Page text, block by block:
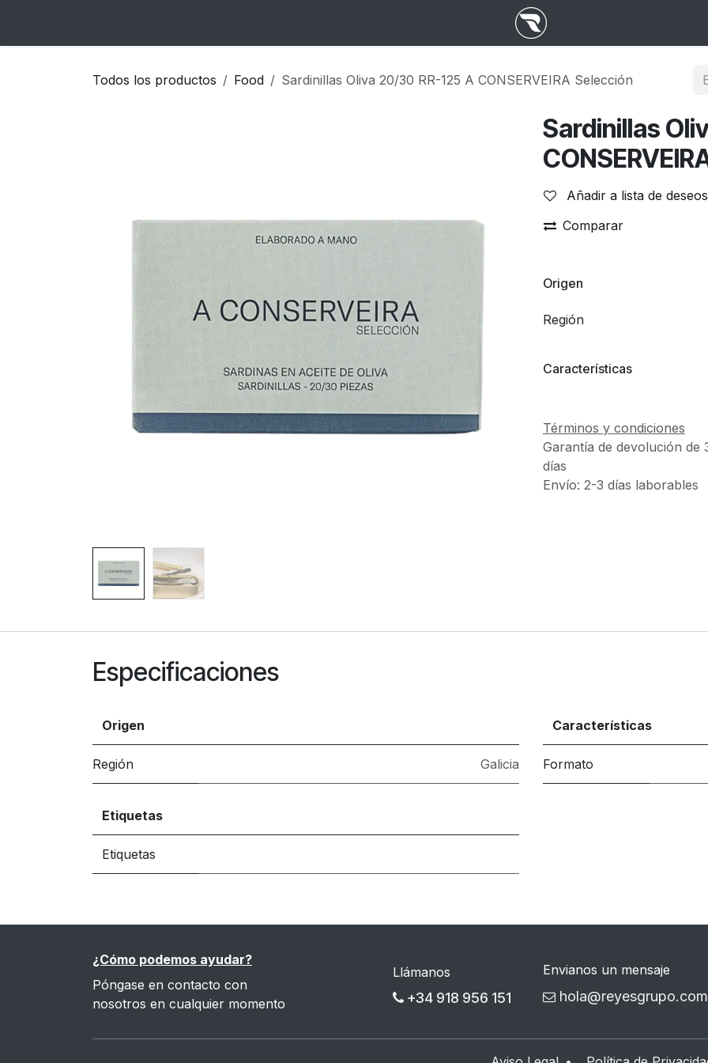
Todos los productos Food Sardinillas Oliva 20/30 RR-125 A CONSERVEIRA Selección
Sardinillas
Añadir a lista de deseos
Comparar
Origen
Región
Características
Términos y condiciones
Garantía de devolución de
días
Envío: 2-3 días laborables
Especificaciones
Origen
Región Galicia
Características
Formato
Etiquetas
Etiquetas
¿Cómo podemos ayudar?
Póngase en contacto con
nosotros en cualquier momento
Llámanos
+34 918 956 151
Envianos un mensaje
hola@reyesgrupo.com